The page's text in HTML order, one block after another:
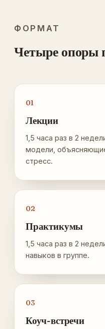
ФОРМАТ
Четыре опоры
01
Лекции
1,5 часа раз в 2
модели,
стресс.
02
Практикумы
1,5 часа раз в 2
навыков в группе.
03
Коуч-встречи